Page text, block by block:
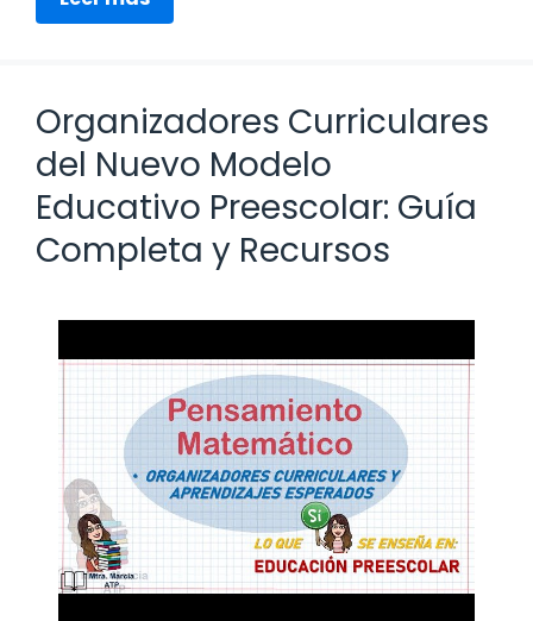
Organizadores Curriculares
del Nuevo Modelo
Educativo Preescolar: Guía
Completa y Recursos